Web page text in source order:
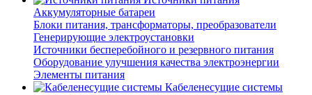
Аккумуляторные батареи
Блоки питания, трансформаторы, преобразователи
Генерирующие электроустановки
Источники бесперебойного и резервного питания
Оборудование улучшения качества электроэнергии
Элементы питания
Кабеленесущие системы